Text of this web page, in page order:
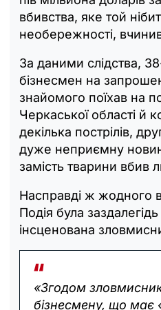
вбивства, яке той
необережності,
За даними слідства,
бізнесмен на
знайомого поїхав на
Черкаської області й
декілька пострілів,
дуже неприємну
замість тварини вбив
Насправді ж жодного
Подія була
інсценована
«Згодом
бізнесмену, що має